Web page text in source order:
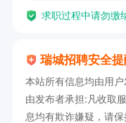
围感拍摄，拒绝厚
2、熟练使用修图
愈，适配养生品类
求职过程中请勿缴
瑞城招聘安全
本站所有信息均由用
由发布者承担:凡收取
息均有欺诈嫌疑，请保